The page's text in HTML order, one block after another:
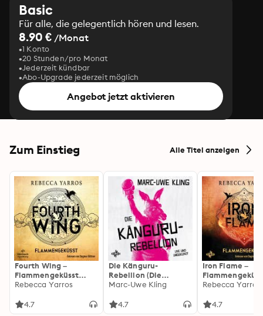
Basic
Für alle, die gelegentlich hören und lesen.
8.90 € /Monat
1 Konto
20 Stunden/pro Monat
Jederzeit kündbar
Abo-Upgrade jederzeit möglich
Angebot jetzt aktivieren
Zum Einstieg Alle Titel anzeigen
Fourth Wing –
Flammengeküsst
(Flammengeküsst-
Rebecca Yarros
4.7
Die Känguru-
Rebellion (Die
Känguru-Werke 5)
Marc-Uwe Kling
4.7
Iron Flame –
heißersehnte
Rebecca Yarros
4.7